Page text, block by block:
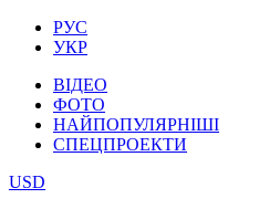
РУС
УКР
ВІДЕО
ФОТО
НАЙПОПУЛЯРНІШІ
СПЕЦПРОЕКТИ
USD